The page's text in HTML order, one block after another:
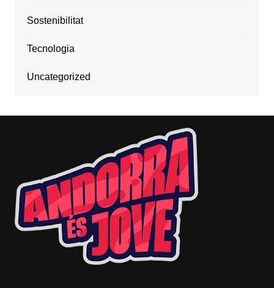
Sostenibilitat
Tecnologia
Uncategorized